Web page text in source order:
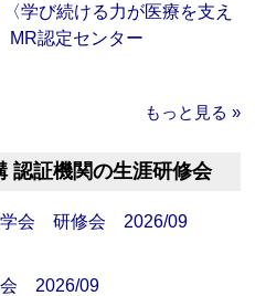
学び続ける力が医療を支え
認定センター
もっと見る »
認証機関の生涯研修会
学会 研修会 2026/09
会 2026/09